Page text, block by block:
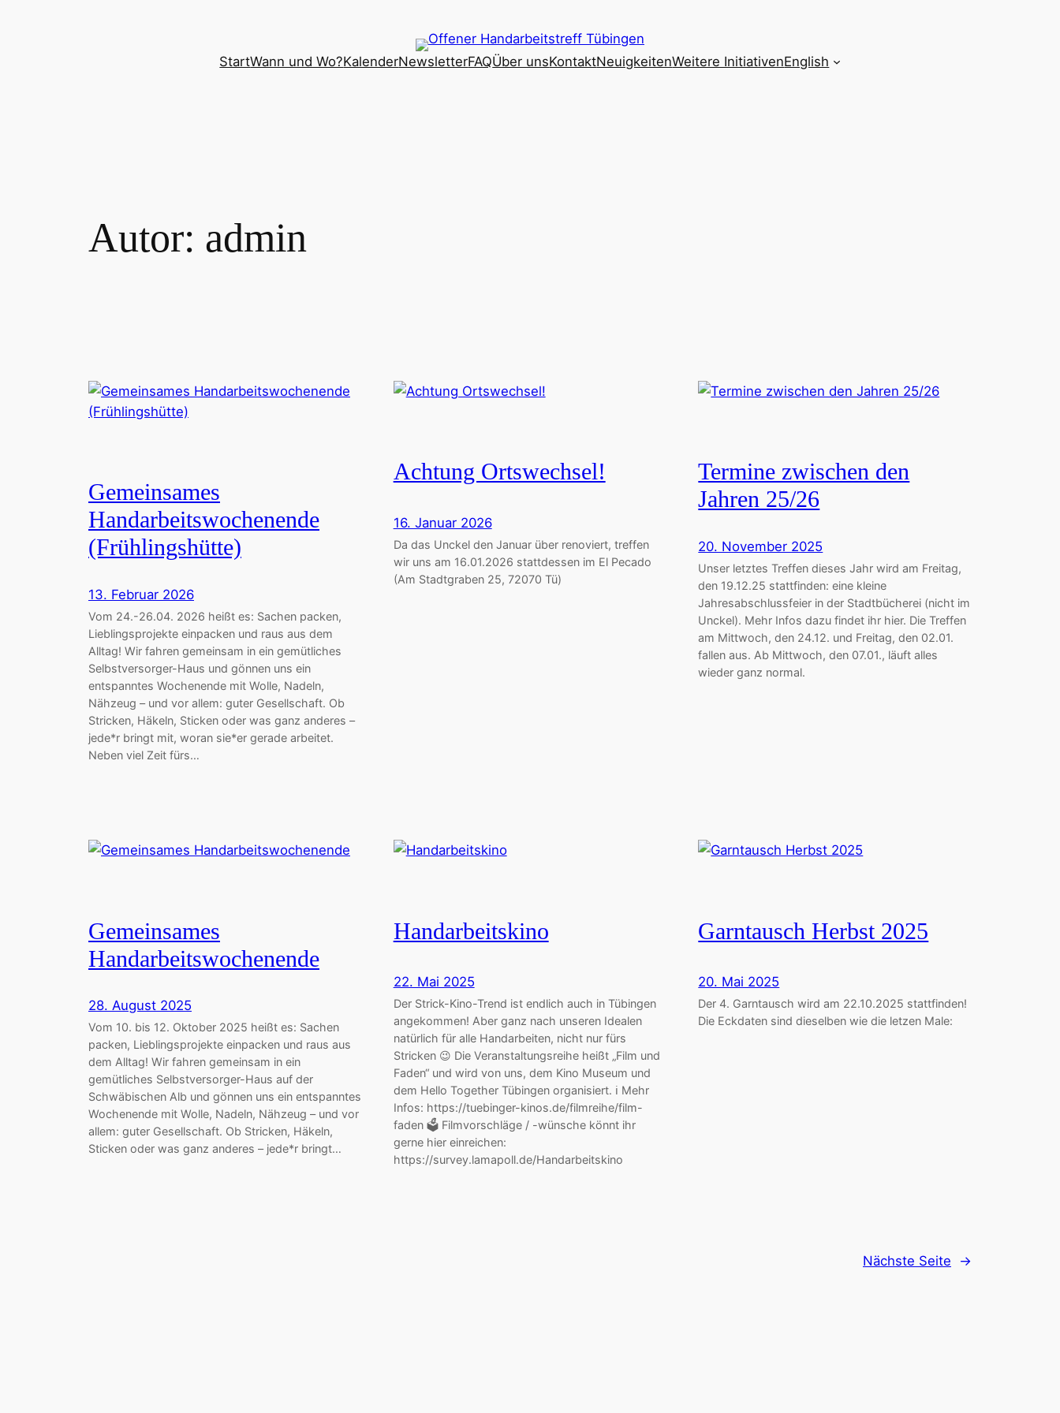
StartWann und Wo?KalenderNewsletterFAQÜber unsKontaktNeuigkeitenWeitere InitiativenEnglish
Autor: admin
Gemeinsames
Handarbeitswochenende
(Frühlingshütte)
13. Februar 2026
Vom 24.-26.04. 2026 heißt es: Sachen packen,
Lieblingsprojekte einpacken und raus aus dem
Alltag! Wir fahren gemeinsam in ein gemütliches
Selbstversorger-Haus und gönnen uns ein
entspanntes Wochenende mit Wolle, Nadeln,
Nähzeug – und vor allem: guter Gesellschaft. Ob
Stricken, Häkeln, Sticken oder was ganz anderes –
jede*r bringt mit, woran sie*er gerade arbeitet.
Neben viel Zeit fürs…
Achtung Ortswechsel!
16. Januar 2026
Da das Unckel den Januar über renoviert, treffen
wir uns am 16.01.2026 stattdessen im El Pecado
(Am Stadtgraben 25, 72070 Tü)
Termine zwischen den
Jahren 25/26
20. November 2025
Unser letztes Treffen dieses Jahr wird am Freitag,
den 19.12.25 stattfinden: eine kleine
Jahresabschlussfeier in der Stadtbücherei (nicht im
Unckel). Mehr Infos dazu findet ihr hier. Die Treffen
am Mittwoch, den 24.12. und Freitag, den 02.01.
fallen aus. Ab Mittwoch, den 07.01., läuft alles
wieder ganz normal.
Gemeinsames
Handarbeitswochenende
28. August 2025
Vom 10. bis 12. Oktober 2025 heißt es: Sachen
packen, Lieblingsprojekte einpacken und raus aus
dem Alltag! Wir fahren gemeinsam in ein
gemütliches Selbstversorger-Haus auf der
Schwäbischen Alb und gönnen uns ein entspanntes
Wochenende mit Wolle, Nadeln, Nähzeug – und vor
allem: guter Gesellschaft. Ob Stricken, Häkeln,
Sticken oder was ganz anderes – jede*r bringt…
Handarbeitskino
22. Mai 2025
Der Strick-Kino-Trend ist endlich auch in Tübingen
angekommen! Aber ganz nach unseren Idealen
natürlich für alle Handarbeiten, nicht nur fürs
Stricken 😉 Die Veranstaltungsreihe heißt „Film und
Faden“ und wird von uns, dem Kino Museum und
dem Hello Together Tübingen organisiert. ℹ️ Mehr
Infos: https://tuebinger-kinos.de/filmreihe/film-
faden 🗳️ Filmvorschläge / -wünsche könnt ihr
gerne hier einreichen:
https://survey.lamapoll.de/Handarbeitskino
Garntausch Herbst 2025
20. Mai 2025
Der 4. Garntausch wird am 22.10.2025 stattfinden!
Die Eckdaten sind dieselben wie die letzen Male:
Nächste Seite →